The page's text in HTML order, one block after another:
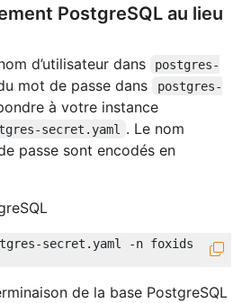
PostgreSQL au lieu
d’utilisateur dans
postgres-
mot de passe dans
postgres-
à votre instance
secret.yaml
. Le nom
passe sont encodés en
de la base PostgreSQL